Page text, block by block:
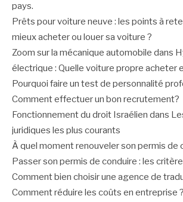
pays.
Prêts pour voiture neuve : les points à
mieux acheter ou louer sa voiture ?
Zoom sur la mécanique automobile dans
électrique : Quelle voiture propre acheter
Pourquoi faire un test de personnalité
Comment effectuer un bon recrutement?
Fonctionnement du droit Israélien dans
juridiques les plus courants
À quel moment renouveler son permis de
Passer son permis de conduire : les
Comment bien choisir une agence de
Comment réduire les coûts en entreprise ?